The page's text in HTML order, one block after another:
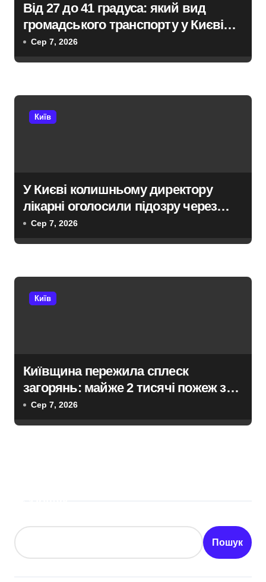
п
с
Від 27 до 41 градуса: який вид
громадського транспорту у Києві
виявився найгарячішим
Сер 7, 2026
Київ
У Києві колишньому директору
лікарні оголосили підозру через
завищену ціну на УЗД на 6 млн грн
Сер 7, 2026
Київ
Київщина пережила сплеск
загорянь: майже 2 тисячі пожеж за
рік у природних екосистемах
Сер 7, 2026
Пошук